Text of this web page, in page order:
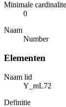
Minimale
0
Naam
Number
Elementen
Naam lid
Y_mL72
Definitie